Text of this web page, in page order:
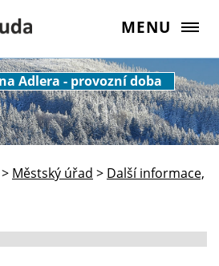
MENU
Adlera - provozní doba
> Městský úřad > Další informace,